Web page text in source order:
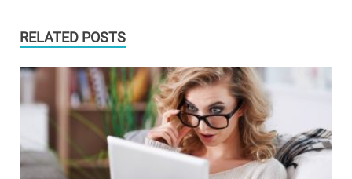
RELATED POSTS